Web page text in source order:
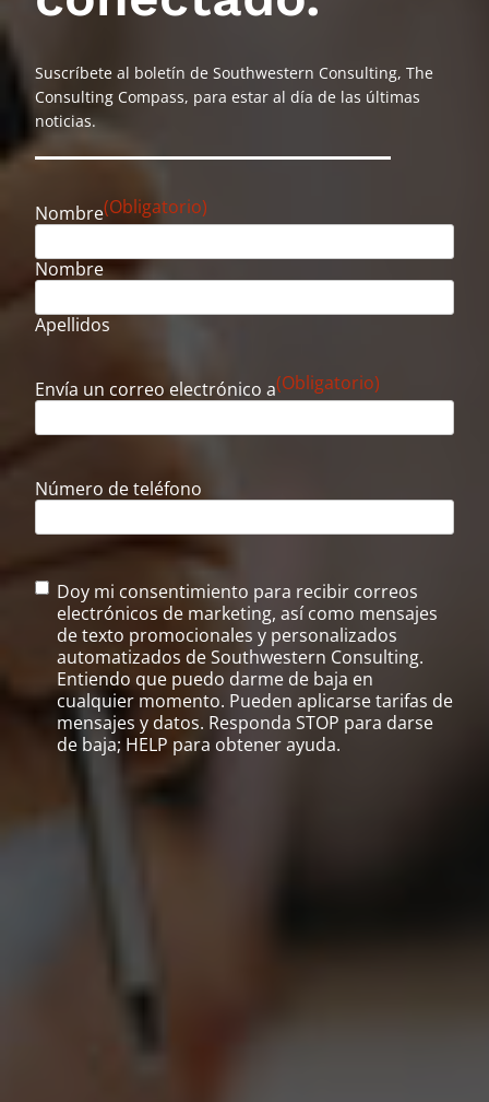
Suscríbete al boletín de Southwestern Consulting, The
Consulting Compass, para estar al día de las últimas
noticias.
Nombre(Obligatorio)
Nombre
Apellidos
Envía un correo electrónico a(Obligatorio)
Número de teléfono
C
n
Doy mi consentimiento para recibir correos
electrónicos de marketing, así como mensajes
de texto promocionales y personalizados
automatizados de Southwestern Consulting.
Entiendo que puedo darme de baja en
cualquier momento. Pueden aplicarse tarifas de
mensajes y datos. Responda STOP para darse
de baja; HELP para obtener ayuda.